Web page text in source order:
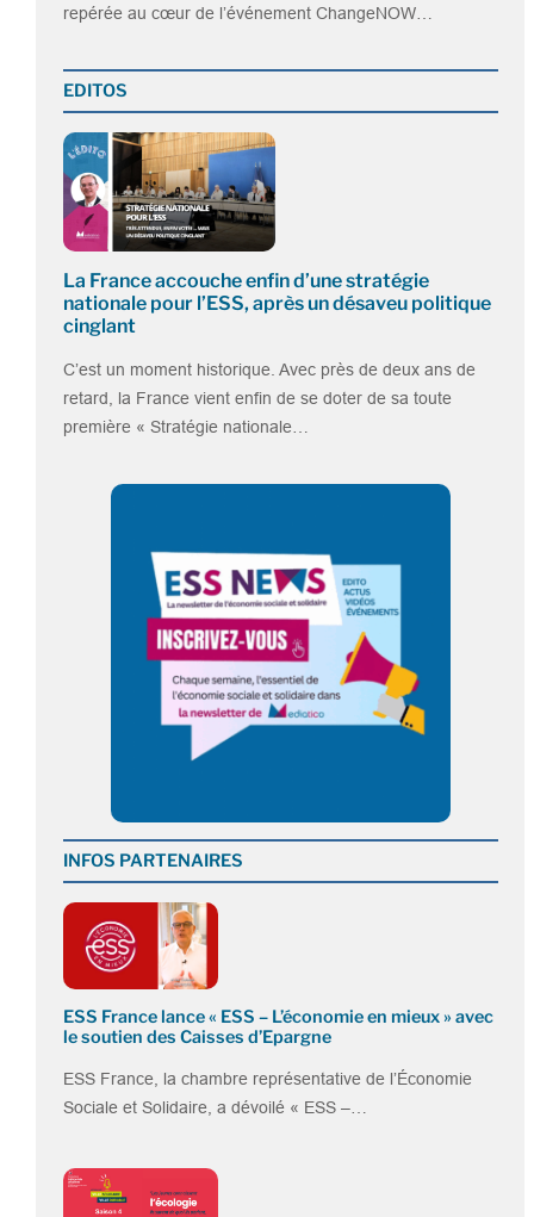
repérée au cœur de l’événement ChangeNOW…
EDITOS
La France accouche enfin d’une stratégie
nationale pour l’ESS, après un désaveu politique
cinglant
C’est un moment historique. Avec près de deux ans de
retard, la France vient enfin de se doter de sa toute
première « Stratégie nationale…
INFOS PARTENAIRES
ESS France lance « ESS – L’économie en mieux » avec
le soutien des Caisses d’Epargne
ESS France, la chambre représentative de l’Économie
Sociale et Solidaire, a dévoilé « ESS –…